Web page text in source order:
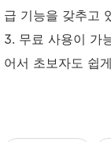
급 기능을 갖추고
3. 무료 사용이 가
어서 초보자도 쉽